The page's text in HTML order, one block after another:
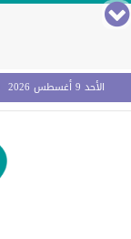
الأحد 9 أغسطس 2026